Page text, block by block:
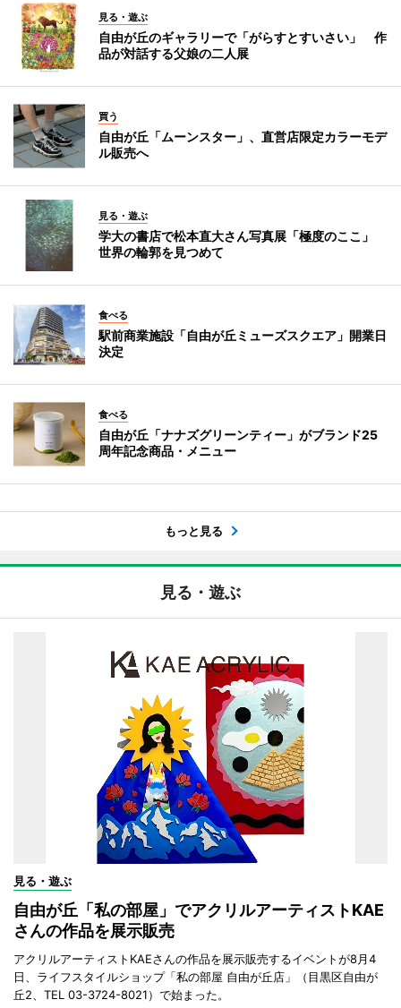
見る・遊ぶ
自由が丘のギャラリーで「がらすとすいさい」 作
品が対話する父娘の二人展
買う
自由が丘「ムーンスター」、直営店限定カラーモデ
ル販売へ
見る・遊ぶ
学大の書店で松本直大さん写真展「極度のここ」
世界の輪郭を見つめて
食べる
駅前商業施設「自由が丘ミューズスクエア」開業日
決定
食べる
自由が丘「ナナズグリーンティー」がブランド25
周年記念商品・メニュー
もっと見る
見る・遊ぶ
見る・遊ぶ
自由が丘「私の部屋」でアクリルアーティストKAE
さんの作品を展示販売
アクリルアーティストKAEさんの作品を展示販売するイベントが8月4
日、ライフスタイルショップ「私の部屋 自由が丘店」（目黒区自由が
丘2、TEL 03-3724-8021）で始まった。